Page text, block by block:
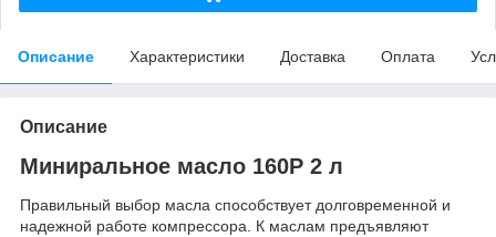
Описание Характеристики Доставка Оплата
Описание
Миниральное масло 160P 2 л
Правильный выбор масла способствует долговременной и
надежной работе компрессора. К маслам предъявляют